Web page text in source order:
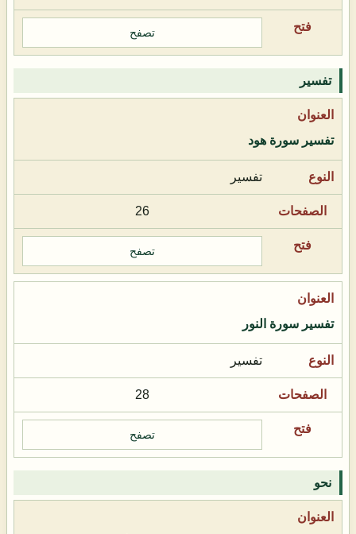
تصفح
تفسير
تفسير سورة هود
تفسير
26
تصفح
تفسير سورة النور
تفسير
28
تصفح
نحو